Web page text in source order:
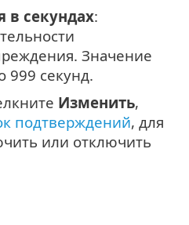
в секундах:
Значение
999 секунд.
Изменить,
подтверждений, для
или отключить